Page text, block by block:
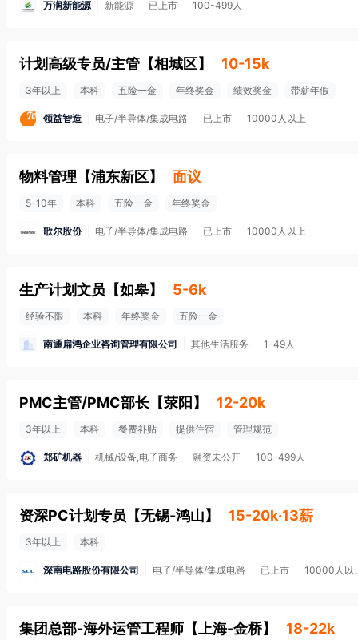
万润新能源 新能源 已上市 100-499人
计划高级专员/主管 【相城区】 10-15k
3年以上 本科 五险一金 年终奖金 绩效奖金 带薪年假
领益智造 电子/半导体/集成电路 已上市 10000人以上
物料管理 【浦东新区】 面议
5-10年 本科 五险一金 年终奖金
歌尔股份 电子/半导体/集成电路 已上市 10000人以上
生产计划文员 【如皋】 5-6k
经验不限 本科 年终奖金 五险一金
南通扁鸿企业咨询管理有限公司 其他生活服务 1-49人
PMC主管/PMC部长 【荥阳 】 12-20k
3年以上 本科 餐费补贴 提供住宿 管理规范
郑矿机器 机械/设备,电子商务 融资未公开 100-499人
资深PC计划专员 【无锡-鸿山】 15-20k·13薪
3年以上 本科
深南电路股份有限公司 电子/半导体/集成电路 已上市 10000人以
集团总部-海外运管工程师 【 上海-金桥】 18-22k